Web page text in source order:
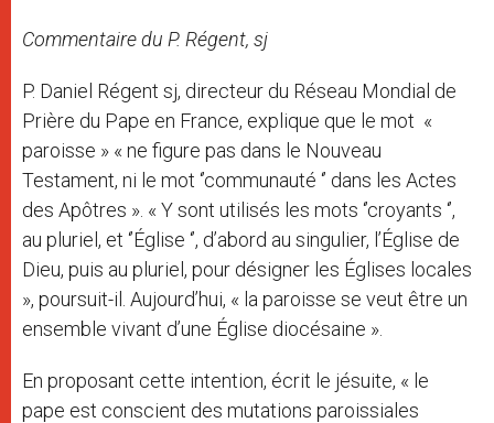
Commentaire du P. Régent, sj
P. Daniel Régent sj, directeur du Réseau Mondial de
Prière du Pape en France, explique que le mot «
paroisse » « ne figure pas dans le Nouveau
Testament, ni le mot ‘’communauté ‘’ dans les Actes
des Apôtres ». « Y sont utilisés les mots ‘’croyants ‘’,
au pluriel, et ‘’Église ‘’, d’abord au singulier, l’Église de
Dieu, puis au pluriel, pour désigner les Églises locales
», poursuit-il. Aujourd’hui, « la paroisse se veut être un
ensemble vivant d’une Église diocésaine ».
En proposant cette intention, écrit le jésuite, « le
pape est conscient des mutations paroissiales